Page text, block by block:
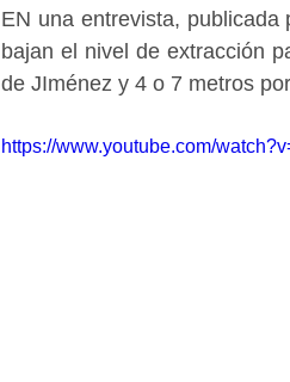
EN una entrevista,
bajan el nivel de extracción
de JIménez y 4 o 7 metros
https://www.youtube.com/